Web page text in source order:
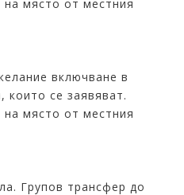
на място от местния
включване в
които се заявяват.
на място от местния
Групов трансфер до